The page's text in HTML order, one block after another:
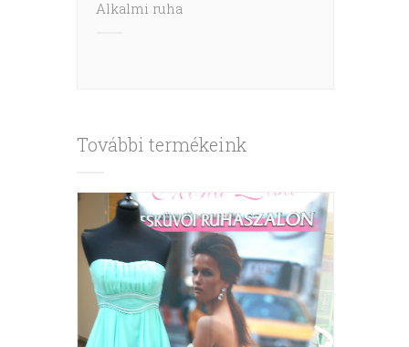
Alkalmi ruha
További termékeink